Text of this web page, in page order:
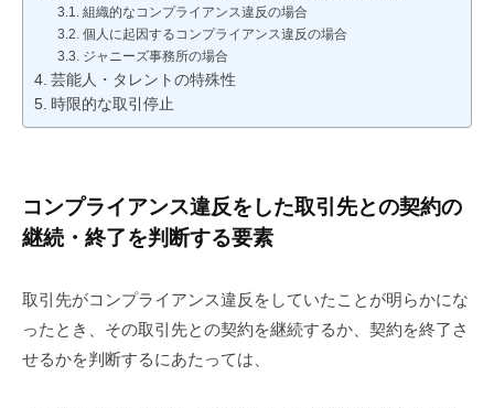
組織的なコンプライアンス違反の場合
個人に起因するコンプライアンス違反の場合
ジャニーズ事務所の場合
芸能人・タレントの特殊性
時限的な取引停止
コンプライアンス違反をした取引先との契約の
継続・終了を判断する要素
取引先がコンプライアンス違反をしていたことが明らかにな
ったとき、その取引先との契約を継続するか、契約を終了さ
せるかを判断するにあたっては、